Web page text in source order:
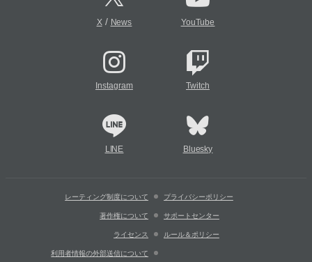
X/ News YouTube
Instagram Twitch
LINE Bluesky
レーティング制度について プライバシーポリシー
著作権について サポートセンター
ライセンス ルール＆ポリシー
利用者情報の外部送信について